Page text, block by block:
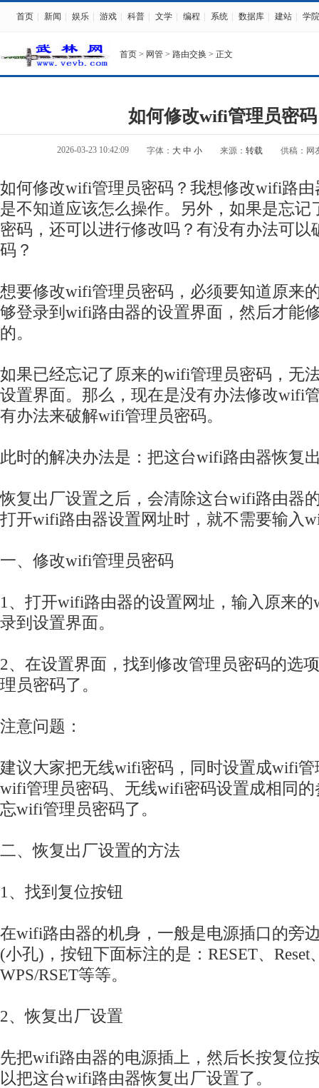
首页 新闻 娱乐 游戏 科普 文学 编程 系统 数据库 建站 学院
首页 > 网管 > 路由交换 > 正文
如何修改wifi管理员密
2026-03-23 10:42:09 字体： 大 中 小 来源： 转载 供稿：网
如何修改wifi管理员密码？我想修改wifi路
是不知道应该怎么操作。另外，如果是忘
密码，还可以进行修改吗？有没有办法可
码？
想要修改wifi管理员密码，必须要知道原来
够登录到wifi路由器的设置界面，然后才能
的。
如果已经忘记了原来的wifi管理员密码，无
设置界面。那么，现在是没有办法修改wifi
有办法来破解wifi管理员密码。
此时的解决办法是：把这台wifi路由器恢复
恢复出厂设置之后，会清除这台wifi路由器
打开wifi路由器设置网址时，就不需要输入
一、修改wifi管理员密码
1、打开wifi路由器的设置网址，输入原来
录到设置界面。
2、在设置界面，找到修改管理员密码的选
理员密码了。
注意问题：
建议大家把无线wifi密码，同时设置成wifi
wifi管理员密码、无线wifi密码设置成相同
忘wifi管理员密码了。
二、恢复出厂设置的方法
1、找到复位按钮
在wifi路由器的机身，一般是电源插口的旁
(小孔)，按钮下面标注的是：RESET、Reset
WPS/RSET等等。
2、恢复出厂设置
先把wifi路由器的电源插上，然后长按复位
以把这台wifi路由器恢复出厂设置了。